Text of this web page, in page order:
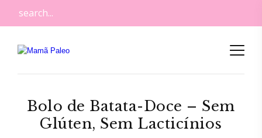
Bolo de Batata-Doce – Sem
Glúten, Sem Lacticínios